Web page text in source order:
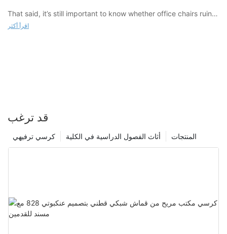
That said, it’s still important to know whether office chairs ruin
your carpets.
اقرأ أكثر
قد ترغب
المنتجات أثاث الفصول الدراسية في الكلية كرسي ترفيهي